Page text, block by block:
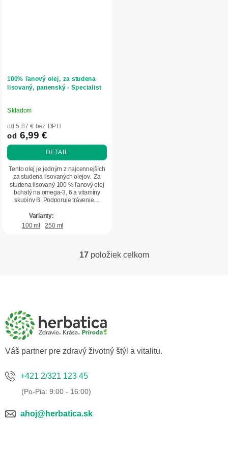
100% ľanový olej, za studena
lisovaný, panenský - Specialist
Priemerné
hodnotenie
produktu
je
z
hviezdičiek.
Skladom
od 5,87 € bez DPH
od 6,99 €
DETAIL
Tento olej je jedným z najcennejších
za studena lisovaných olejov. Za
studena lisovaný 100 % ľanový olej
bohatý na omega-3, 6 a vitamíny
skupiny B. Podporuje trávenie,...
100 ml 250 ml
O
p
r
17položiek celkom
Váš partner pre zdravý životný štýl a vitalitu.
+421 2/321 123 45
ahoj@herbatica.sk